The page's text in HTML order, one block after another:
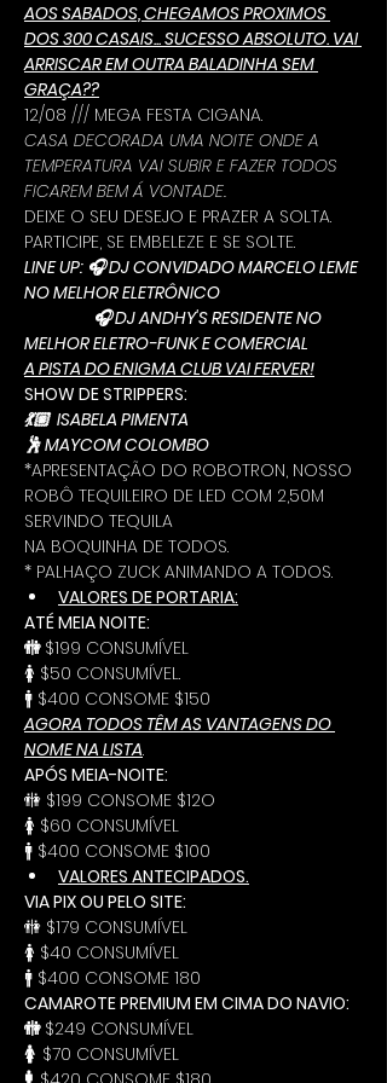
AOS SABADOS, CHEGAMOS PROXIMOS
DOS 300 CASAIS... SUCESSO ABSOLUTO. VAI
ARRISCAR EM OUTRA BALADINHA SEM
GRAÇA??
12/08 /// MEGA FESTA CIGANA.
CASA DECORADA UMA NOITE ONDE A
TEMPERATURA VAI SUBIR E FAZER TODOS
FICAREM BEM Á VONTADE.
DEIXE O SEU DESEJO E PRAZER A SOLTA.
PARTICIPE, SE EMBELEZE E SE SOLTE.
LINE UP: 🎧 DJ CONVIDADO MARCELO LEME
NO MELHOR ELETRÔNICO
🎧 DJ ANDHY'S RESIDENTE NO
MELHOR ELETRO-FUNK E COMERCIAL
A PISTA DO ENIGMA CLUB VAI FERVER!
SHOW DE STRIPPERS:
💃🏼  ISABELA PIMENTA
🕺 MAYCOM COLOMBO
*APRESENTAÇÃO DO ROBOTRON, NOSSO
ROBÔ TEQUILEIRO DE LED COM 2,50M
SERVINDO TEQUILA
NA BOQUINHA DE TODOS.
* PALHAÇO ZUCK ANIMANDO A TODOS.
VALORES DE PORTARIA:
ATÉ MEIA NOITE:
🚻 $199 CONSUMÍVEL
🚺 $50 CONSUMÍVEL.
🚹 $400 CONSOME $150
AGORA TODOS TÊM AS VANTAGENS DO
NOME NA LISTA.
APÓS MEIA-NOITE:
🚻 $199 CONSOME $12O
🚺 $60 CONSUMÍVEL
🚹 $400 CONSOME $100
VALORES ANTECIPADOS.
VIA PIX OU PELO SITE:
🚻 $179 CONSUMÍVEL
🚺 $40 CONSUMÍVEL
🚹 $400 CONSOME 180
CAMAROTE PREMIUM EM CIMA DO NAVIO:
🚻 $249 CONSUMÍVEL
🚺 $70 CONSUMÍVEL